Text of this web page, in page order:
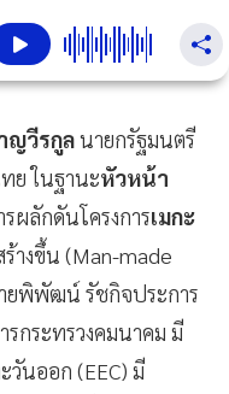
ญวีรกูลนายกรัฐมนตรี
ย ในฐานะหัวหน้า
ผลักดันโครงการเมกะ
างขึ้น (Man-made
ยพิพัฒน์ รัชกิจประการ
รกระทรวงคมนาคม มี
นออก (EEC) มี